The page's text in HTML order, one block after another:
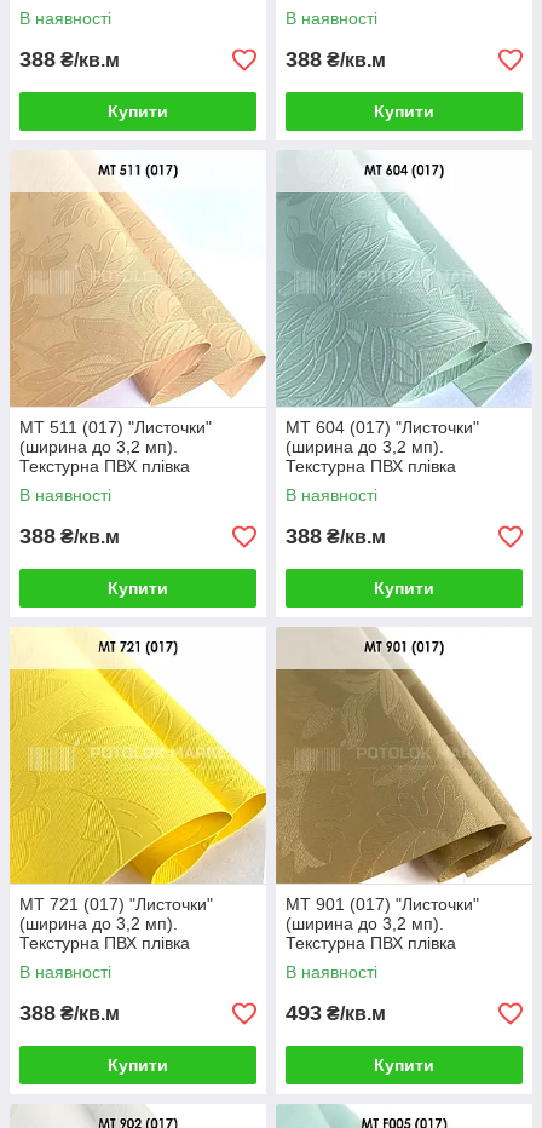
В наявності
388 ₴/кв.м
Купити
В наявності
388 ₴/кв.м
Купити
MT 511 (017) "Листочки"
(ширина до 3,2 мп).
Текстурна ПВХ плівка
В наявності
388 ₴/кв.м
Купити
MT 604 (017) "Листочки"
(ширина до 3,2 мп).
Текстурна ПВХ плівка
В наявності
388 ₴/кв.м
Купити
MT 721 (017) "Листочки"
(ширина до 3,2 мп).
Текстурна ПВХ плівка
В наявності
388 ₴/кв.м
Купити
MT 901 (017) "Листочки"
(ширина до 3,2 мп).
Текстурна ПВХ плівка
В наявності
493 ₴/кв.м
Купити